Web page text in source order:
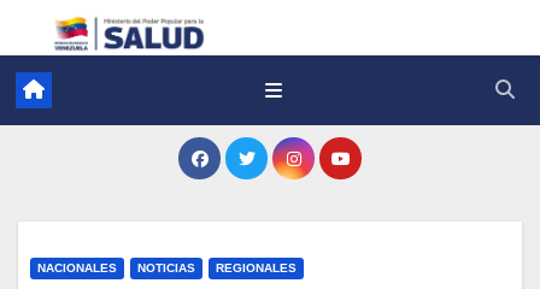
NACIONALES NOTICIAS REGIONALES